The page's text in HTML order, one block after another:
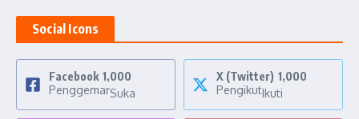
Social Icons
Facebook 1,000
PenggemarSuka
X (Twitter) 1,000
PengikutIkuti